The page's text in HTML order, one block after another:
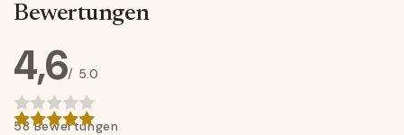
Bewertungen
4,6/ 5.0
58 Bewertungen